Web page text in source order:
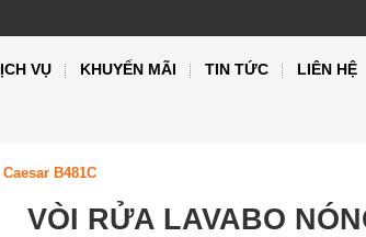
VỤ KHUYẾN MÃI TIN TỨC LIÊN HỆ
B481C
VÒI RỬA LAVABO